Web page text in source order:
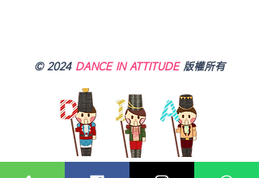
© 2024 DANCE IN ATTITUDE版權所有